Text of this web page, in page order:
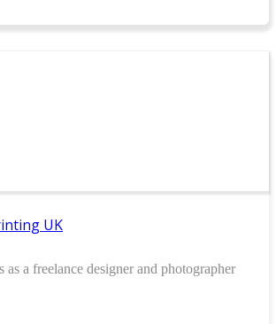
UK
a freelance designer and photographer